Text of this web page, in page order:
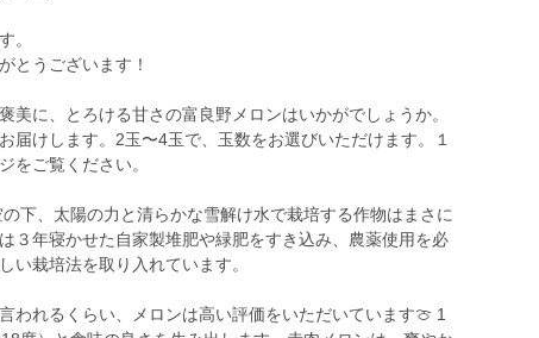
。
とうございます！
美に、とろける甘さの富良野メロンはいかがでしょうか。
届けします。2玉〜4玉で、玉数をお選びいただけます。１
をご覧ください。
下、太陽の力と清らかな雪解け水で栽培する作物はまさに
３年寝かせた自家製堆肥や緑肥をすき込み、農薬使用を必
い栽培法を取り入れています。
われるくらい、メロンは高い評価をいただいています🍈 1